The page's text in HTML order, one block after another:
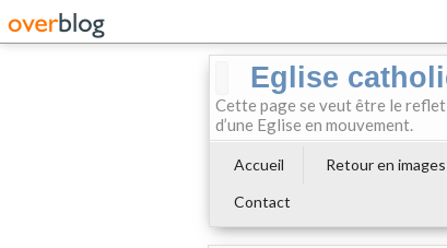
Eglise
Cette page se veut être le reflet
d’une Eglise en mouvement.
Accueil Retour en images
Contact